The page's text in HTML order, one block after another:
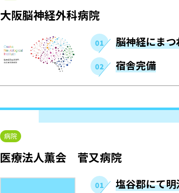
大阪脳神経外科病院
脳神経にま
宿舎完備
病院
医療法人薫会 菅又病院
塩谷郡にて